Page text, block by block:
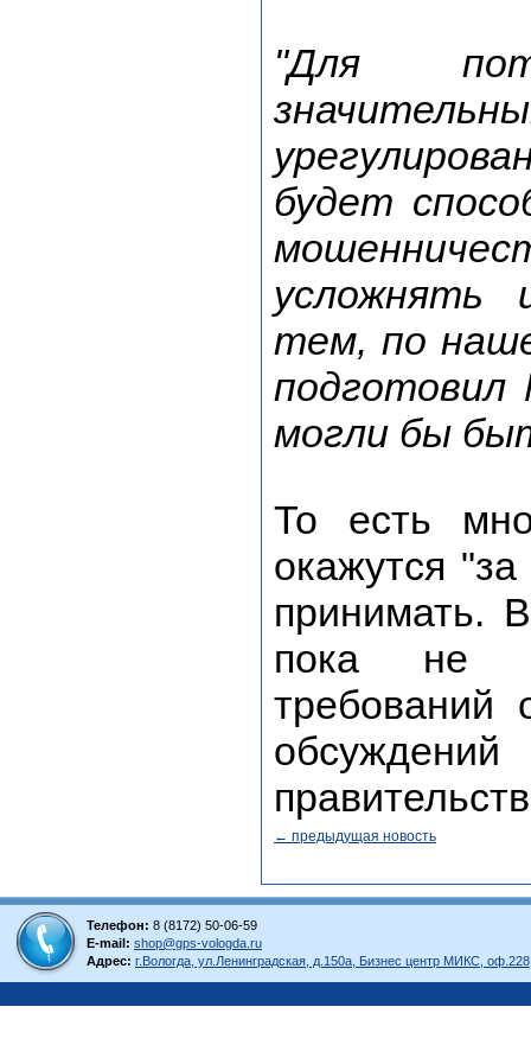
"Для
будет
усложнять
тем, по
подготовил
могли бы
То есть
окажутся
принимать.
пока не
требований
← предыдущая новость
Телефон: 8 (8172) 50-06-59
E-mail: shop@gps-vologda.ru
Адрес: г.Вологда, ул.Ленинградская, д.150а, Бизнес центр МИКС, оф.228